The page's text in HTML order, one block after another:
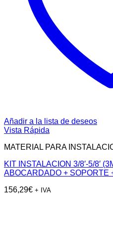
Añadir a la lista de deseos
Vista Rápida
MATERIAL PARA
KIT INSTALACION 3/8′-5/8′
ABOCARDADO + SOPORTE
156,29€ + IVA